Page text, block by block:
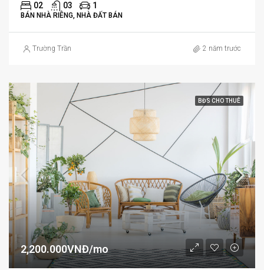
02 03 1
BÁN NHÀ RIÊNG, NHÀ ĐẤT BÁN
Trường Trần 2 năm trước
BĐS CHO THUÊ
2,200.000VNĐ/mo